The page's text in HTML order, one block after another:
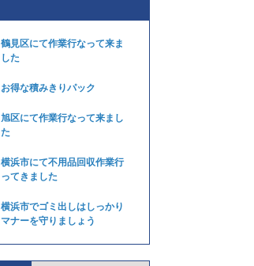
鶴見区にて作業行なって来ま
した
お得な積みきりパック
旭区にて作業行なって来まし
た
横浜市にて不用品回収作業行
ってきました
横浜市でゴミ出しはしっかり
マナーを守りましょう